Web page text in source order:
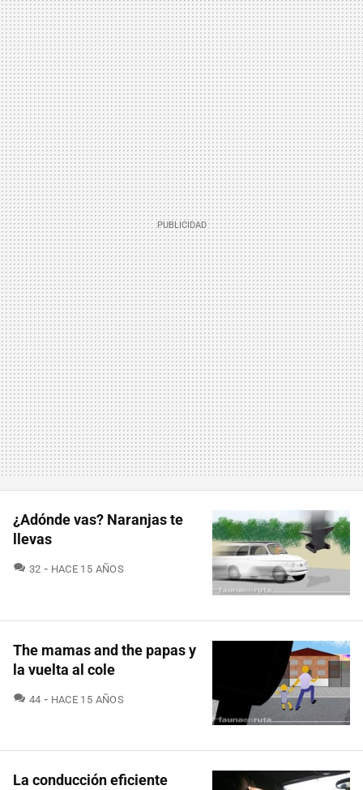
¿Adónde vas? Naranjas te
llevas
32 COMENTARIOS
HACE 15 AÑOS
The mamas and the papas y
la vuelta al cole
44 COMENTARIOS
HACE 15 AÑOS
La conducción eficiente